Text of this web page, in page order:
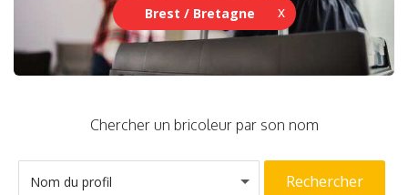
Brest / Bretagne
Chercher un bricoleur par son nom
Nom du profil Rechercher